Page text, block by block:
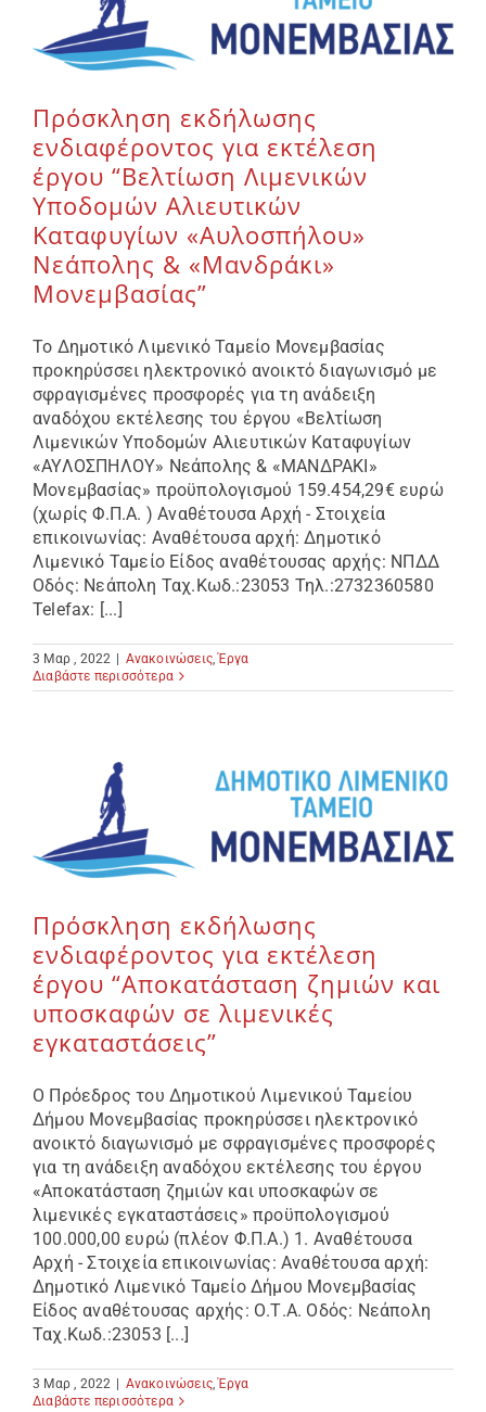
Πρόσκληση εκδήλωσης
ενδιαφέροντος για εκτέλεση
έργου “Βελτίωση Λιμενικών
Υποδομών Αλιευτικών
Καταφυγίων «Αυλοσπήλου»
Νεάπολης & «Μανδράκι»
Μονεμβασίας”
Το Δημοτικό Λιμενικό Ταμείο Μονεμβασίας
προκηρύσσει ηλεκτρονικό ανοικτό διαγωνισμό με
σφραγισμένες προσφορές για τη ανάδειξη
αναδόχου εκτέλεσης του έργου «Βελτίωση
Λιμενικών Υποδομών Αλιευτικών Καταφυγίων
«ΑΥΛΟΣΠΗΛΟΥ» Νεάπολης & «ΜΑΝΔΡΑΚΙ»
Μονεμβασίας» προϋπολογισμού 159.454,29€ ευρώ
(χωρίς Φ.Π.Α. ) Αναθέτουσα Αρχή - Στοιχεία
επικοινωνίας: Αναθέτουσα αρχή: Δημοτικό
Λιμενικό Ταμείο Είδος αναθέτουσας αρχής: ΝΠΔΔ
Οδός: Νεάπολη Ταχ.Κωδ.:23053 Τηλ.:2732360580
Telefax: [...]
3 Μαρ , 2022 | Ανακοινώσεις ,Έργα
Διαβάστε περισσότερα
Πρόσκληση εκδήλωσης
ενδιαφέροντος για εκτέλεση
έργου “Αποκατάσταση ζημιών και
υποσκαφών σε λιμενικές
εγκαταστάσεις”
Ο Πρόεδρος του Δημοτικού Λιμενικού Ταμείου
Δήμου Μονεμβασίας προκηρύσσει ηλεκτρονικό
ανοικτό διαγωνισμό με σφραγισμένες προσφορές
για τη ανάδειξη αναδόχου εκτέλεσης του έργου
«Αποκατάσταση ζημιών και υποσκαφών σε
λιμενικές εγκαταστάσεις» προϋπολογισμού
100.000,00 ευρώ (πλέον Φ.Π.Α.) 1. Αναθέτουσα
Αρχή - Στοιχεία επικοινωνίας: Αναθέτουσα αρχή:
Δημοτικό Λιμενικό Ταμείο Δήμου Μονεμβασίας
Είδος αναθέτουσας αρχής: Ο.Τ.Α. Οδός: Νεάπολη
Ταχ.Κωδ.:23053 [...]
3 Μαρ , 2022 Ανακοινώσεις,Έργα
Διαβάστε περισσότερα